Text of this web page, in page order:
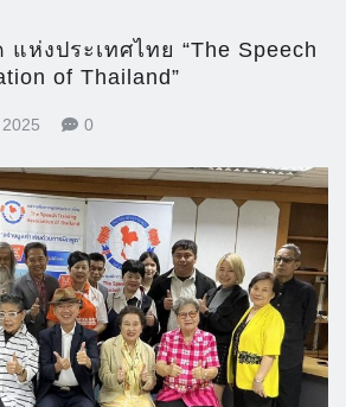
ห่งประเทศไทย “The Speech
of Thailand”
0